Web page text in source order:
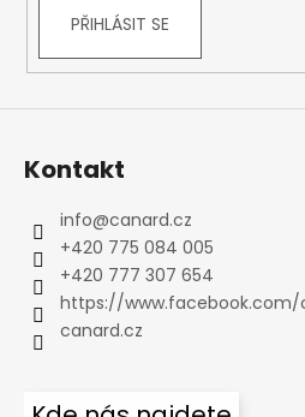
PŘIHLÁSIT SE
Kontakt
info@canard.cz
+420 775 084 005
+420 777 307 654
https://www.facebook.com/
canard.cz